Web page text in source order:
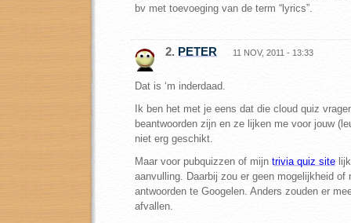
bv met toevoeging van de term “lyrics”.
2. PETER 11 NOV, 2011 - 13:33
Dat is ‘m inderdaad.
Ik ben het met je eens dat die cloud quiz
beantwoorden zijn en ze lijken me voor jouw
niet erg geschikt.
Maar voor pubquizzen of mijn trivia quiz site
aanvulling. Daarbij zou er geen mogelijkheid of
antwoorden te Googelen. Anders zouden er
afvallen.